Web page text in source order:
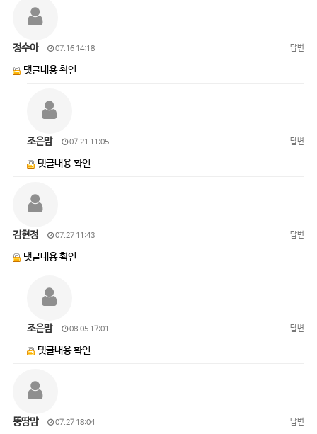
정수아 07.16 14:18 답변
댓글내용 확인
조은맘 07.21 11:05 답변
댓글내용 확인
김현정 07.27 11:43 답변
댓글내용 확인
조은맘 08.05 17:01 답변
댓글내용 확인
뚱땅맘 07.27 18:04 답변